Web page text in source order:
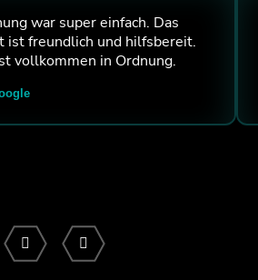
war super einfach. Das
ist freundlich und hilfsbereit.
vollkommen in Ordnung.